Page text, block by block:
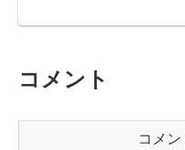
コメント
コメ